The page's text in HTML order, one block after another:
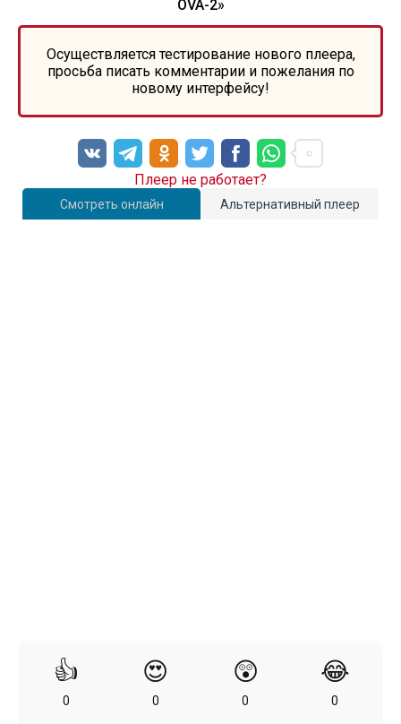
OVA-2»
Осуществляется тестирование нового плеера,
просьба писать комментарии и пожелания по
новому интерфейсу!
Смотреть онлайн Альтернативный плеер
Плеер не работает?
👍
0
😍
0
😲
0
😂
0